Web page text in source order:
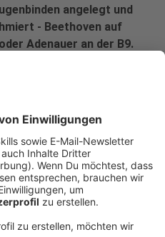
angelegt und
- Beethoven auf
Adenauer an der B9.
die Blindheit der Politik in
Anlass ist der
an lebt die
Rechnerisch sind
der Erde